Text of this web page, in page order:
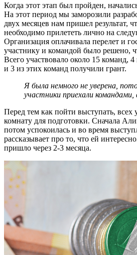
Когда этот этап был пройден,
На этот период мы заморозили
двух месяцев нам пришел результат,
необходимо прилететь лично на
Организация оплачивала перелет и
участнику и командой было решено,
Всего участвовало около 15 команд,
и 3 из этих команд получили грант.
Я была немного не уверена,
участники приехали командами,
Перед тем как пойти выступать, всех
комнату для подготовки. Сначала
потом успокоилась и во время
рассказывает про то, что ей
пришло через 2-3 месяца.